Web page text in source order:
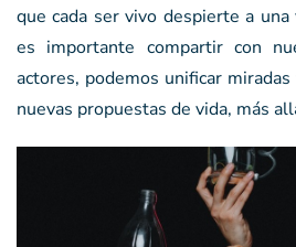
que cada ser vivo despierte a
es importante compartir con
actores, podemos unificar
nuevas propuestas de vida, más